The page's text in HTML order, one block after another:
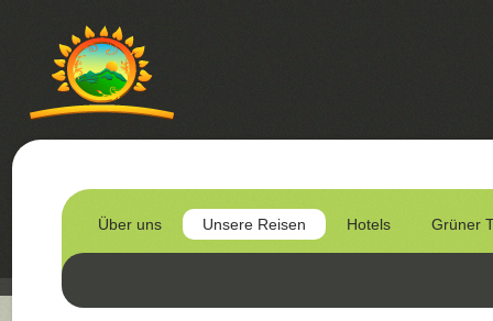
Über uns Unsere Reisen Hotels Grüner